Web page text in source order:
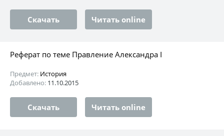
Скачать Читать online
Реферат по теме Правление Александра I
Предмет: История
Добавлено: 11.10.2015
Скачать Читать online